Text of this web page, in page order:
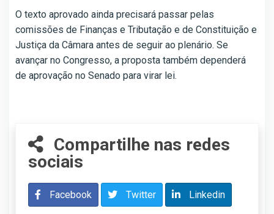
O texto aprovado ainda precisará passar pelas
comissões de Finanças e Tributação e de Constituição e
Justiça da Câmara antes de seguir ao plenário. Se
avançar no Congresso, a proposta também dependerá
de aprovação no Senado para virar lei.
Compartilhe nas redes
sociais
Facebook Twitter Linkedin